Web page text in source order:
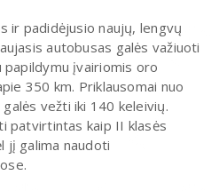
ir padidėjusio naujų, lengvų
autobusas galės važiuoti
papildymu įvairiomis oro
350 km. Priklausomai nuo
vežti iki 140 keleivių.
patvirtintas kaip II klasės
jį galima naudoti